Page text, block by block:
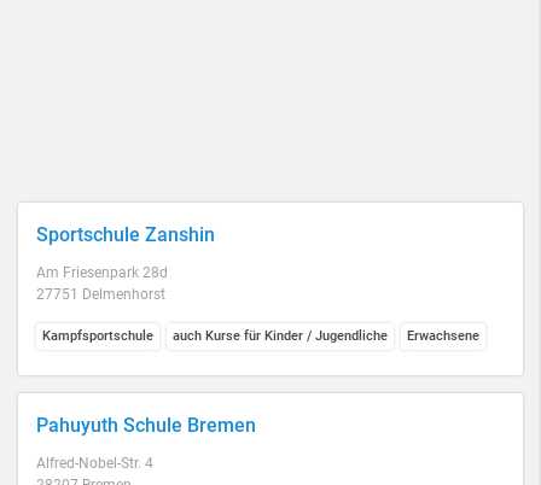
Sportschule Zanshin
Am Friesenpark 28d
27751 Delmenhorst
Kampfsportschule auch Kurse für Kinder / Jugendliche Erwachsene
Pahuyuth Schule Bremen
Alfred-Nobel-Str. 4